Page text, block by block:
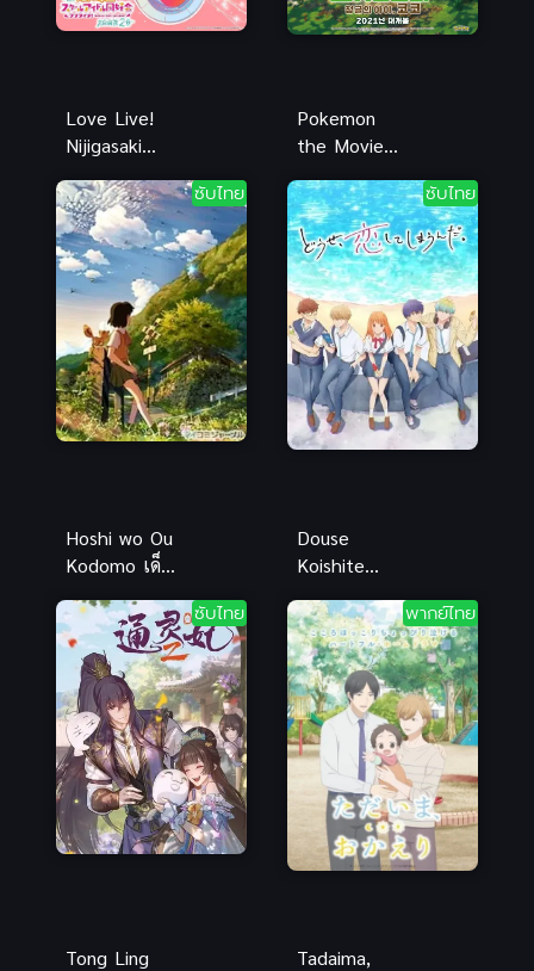
Love Live!
Nijigasaki
School Idol
Doukoukai
Kanketsu-
hen Part1
เลิฟไลฟ์
ชมรมสคูลไอ
ดอลนิจิกะซากิ
เดอะมูฟวี่
ปัจฉิมบท พาร์
ท 1 ซับไทย
Pokemon
the Movie
the Jungle
โปเกมอน
เดอะ มูฟวี่
ความลับของ
ป่าลึก พากย์
ไทย
ซับไทย
Hoshi wo Ou
Kodomo เด็ก
เพรียกแห่ง
พิภพเทพา
ซับไทย
ซับไทย
Douse
Koishite
ทำไงได้ ก็คน
มันรักไปแล้ว
ซับไทย
Tong Ling
พากย์ไทย
Tadaima,